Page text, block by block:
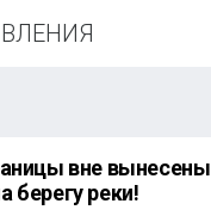
(16 шт.) от 10 соток
берегу реки!